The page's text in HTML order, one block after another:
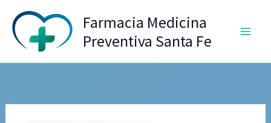
contenido
Farmacia Medicina
Preventiva Santa Fe